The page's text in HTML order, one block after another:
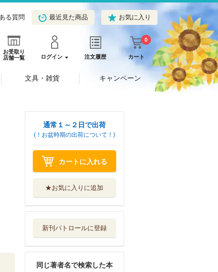
る質問 最近見た商品 お気に入り
お受取り
店舗一覧
ログイン 注文履歴 カート
0
文具・雑貨 キャンペーン
通常１～２日で出荷
(！お盆時期の出荷について！)
カートに入れる
★お気に入りに追加
新刊パトロールに登録
同じ著者名で検索した本
文鳥様と私 ２５
青泉社
百鬼夜行抄 ２１
白羽の矢を追って